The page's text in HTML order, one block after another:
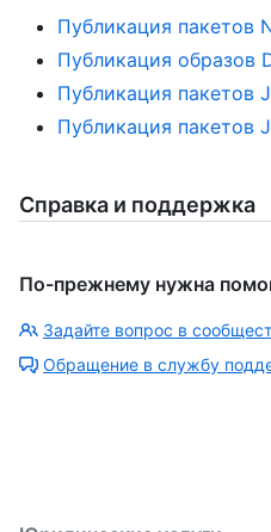
Публикация пакетов
Публикация образов
Публикация пакетов
Публикация пакетов
Справка и поддержка
По-прежнему нужна
Задайте вопрос в
Обращение в службу